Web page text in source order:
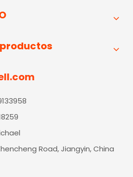
Road, Jiangyin, China